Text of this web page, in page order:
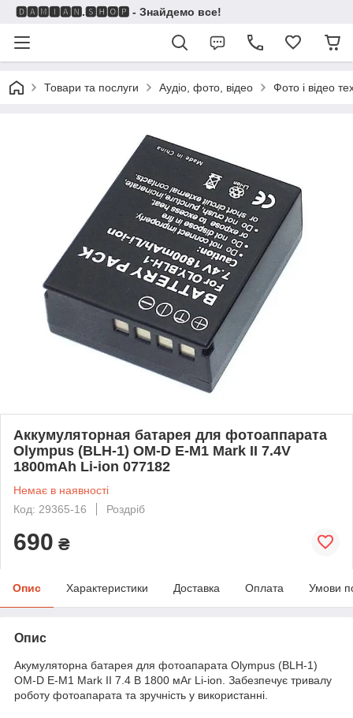
🅳🅰🅼🅸🅰🅽.🆂🅷🅾🅿 - Знайдемо все!
Товари та послуги Аудіо, фото, відео Фото і відео
Аккумуляторная батарея для фотоаппарата
Olympus (BLH-1) OM-D E-M1 Mark II 7.4V
1800mAh Li-ion 077182
Немає в наявності
Код: 29365-16
Роздріб
690 ₴
Опис Характеристики Доставка Оплата Умови
Опис
Акумуляторна батарея для фотоапарата Olympus (BLH-1)
OM-D E-M1 Mark II 7.4 В 1800 мАг Li-ion. Забезпечує тривалу
роботу фотоапарата та зручність у використанні.